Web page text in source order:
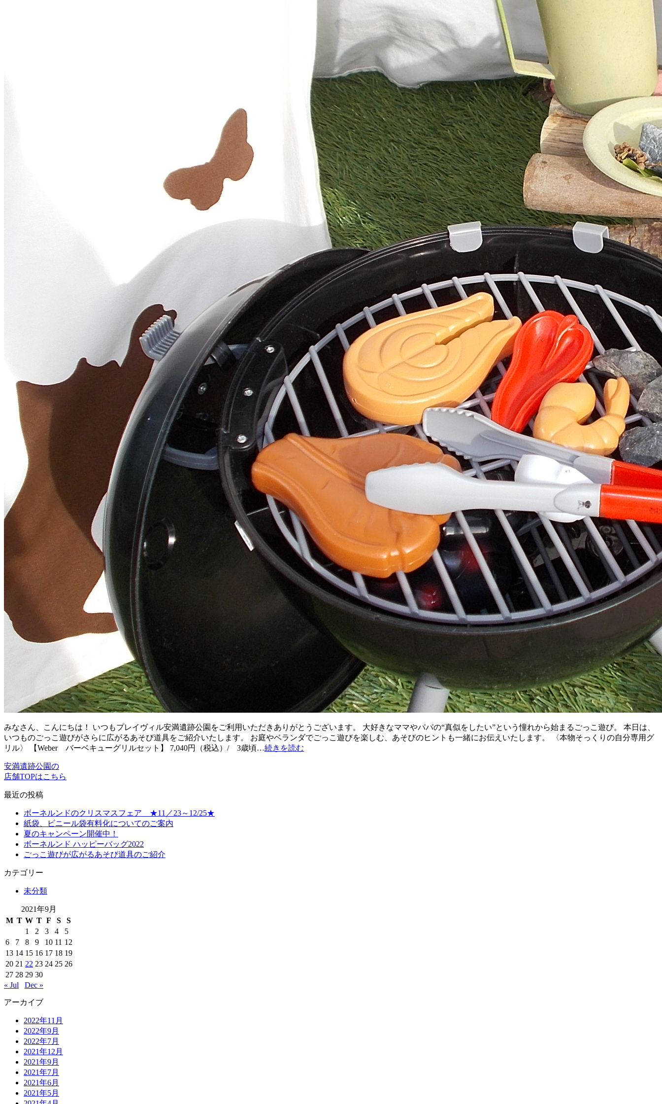
みなさん、こんにちは！ いつもプレイヴィル安満遺跡公園をご利用いただきありがとうございます。 大好きなママやパパの“真似をしたい”という憧れから始まるごっこ遊び。 本日は、
いつものごっこ遊びがさらに広がるあそび道具をご紹介いたします。 お庭やベランダでごっこ遊びを楽しむ、あそびのヒントも一緒にお伝えいたします。 〈本物そっくりの自分専用グ
リル〉 【Weber バーベキューグリルセット】 7,040円（税込）/ 3歳頃…続きを読む
安満遺跡公園の
店舗TOPはこちら
最近の投稿
ボーネルンドのクリスマスフェア ★11／23～12/25★
紙袋、ビニール袋有料化についてのご案内
夏のキャンペーン開催中！
ボーネルンド ハッピーバッグ2022
ごっこ遊びが広がるあそび道具のご紹介
カテゴリー
未分類
2021年9月
M T W T F S
S
1
2 3 4
5
6
7 8 9 10 11 12
13 14 15 16 17 18 19
20 21 22 23 24 25 26
27 28 29 30
« Jul
Dec »
アーカイブ
2022年11月
2022年9月
2022年7月
2021年12月
2021年9月
2021年7月
2021年6月
2021年5月